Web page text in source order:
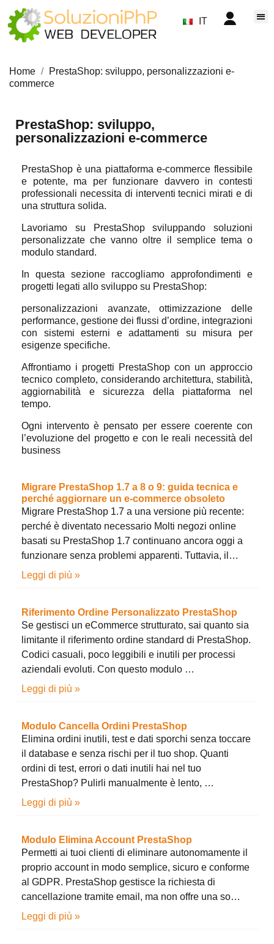
IT
Home
PrestaShop: sviluppo, personalizzazioni e-
commerce
PrestaShop: sviluppo,
personalizzazioni e-commerce
PrestaShop è una piattaforma e-commerce flessibile
e potente, ma per funzionare davvero in contesti
professionali necessita di interventi tecnici mirati e di
una struttura solida.
Lavoriamo su PrestaShop sviluppando soluzioni
personalizzate che vanno oltre il semplice tema o
modulo standard.
In questa sezione raccogliamo approfondimenti e
progetti legati allo sviluppo su PrestaShop:
personalizzazioni avanzate, ottimizzazione delle
performance, gestione dei flussi d’ordine, integrazioni
con sistemi esterni e adattamenti su misura per
esigenze specifiche.
Affrontiamo i progetti PrestaShop con un approccio
tecnico completo, considerando architettura, stabilità,
aggiornabilità e sicurezza della piattaforma nel
tempo.
Ogni intervento è pensato per essere coerente con
l’evoluzione del progetto e con le reali necessità del
business
Migrare PrestaShop 1.7 a 8 o 9: guida tecnica e
perché aggiornare un e-commerce obsoleto
Migrare PrestaShop 1.7 a una versione più recente:
perché è diventato necessario Molti negozi online
basati su PrestaShop 1.7 continuano ancora oggi a
funzionare senza problemi apparenti. Tuttavia, il…
Leggi di più »
Riferimento Ordine Personalizzato PrestaShop
Se gestisci un eCommerce strutturato, sai quanto sia
limitante il riferimento ordine standard di PrestaShop.
Codici casuali, poco leggibili e inutili per processi
aziendali evoluti. Con questo modulo …
Leggi di più »
Modulo Cancella Ordini PrestaShop
Elimina ordini inutili, test e dati sporchi senza toccare
il database e senza rischi per il tuo shop. Quanti
ordini di test, errori o dati inutili hai nel tuo
PrestaShop? Pulirli manualmente è lento, …
Leggi di più »
Modulo Elimina Account PrestaShop
Permetti ai tuoi clienti di eliminare autonomamente il
proprio account in modo semplice, sicuro e conforme
al GDPR. PrestaShop gestisce la richiesta di
cancellazione tramite email, ma non offre una so…
Leggi di più »